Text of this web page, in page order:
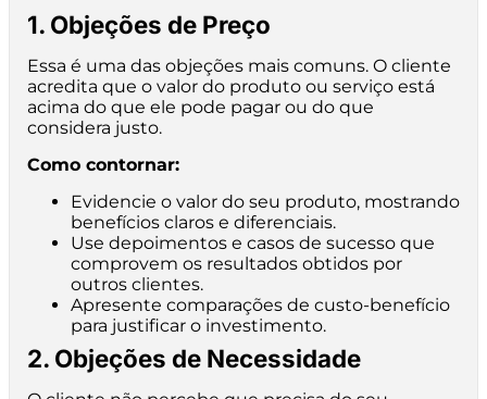
1. Objeções de Preço
Essa é uma das objeções mais comuns. O cliente
acredita que o valor do produto ou serviço está
acima do que ele pode pagar ou do que
considera justo.
Como contornar:
Evidencie o valor do seu produto, mostrando
benefícios claros e diferenciais.
Use depoimentos e casos de sucesso que
comprovem os resultados obtidos por
outros clientes.
Apresente comparações de custo-benefício
para justificar o investimento.
2. Objeções de Necessidade